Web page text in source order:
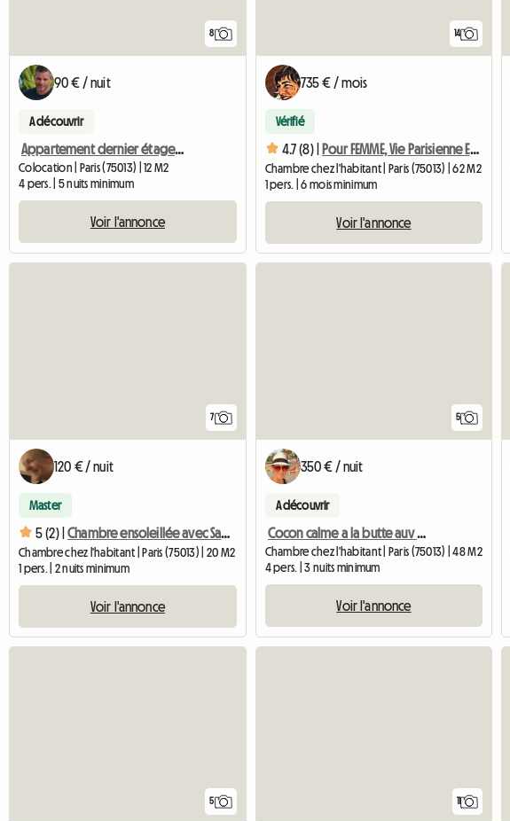
8
90 € / nuit
A découvrir
Appartement dernier étage aux Gobelins
Colocation | Paris (75013) | 12 M2
4 pers. | 5 nuits minimum
Voir l'annonce
14
735 € / mois
Vérifié
4.7 (8) | Pour FEMME, Vie Parisienne En TEMPS PARTIEL
Chambre chez l'habitant | Paris (75013) | 62 M2
1 pers. | 6 mois minimum
Voir l'annonce
7
120 € / nuit
Master
5 (2) | Chambre ensoleillée avec Salle de Bains et toilettes Privées
Chambre chez l'habitant | Paris (75013) | 20 M2
1 pers. | 2 nuits minimum
Voir l'annonce
5
350 € / nuit
A découvrir
Cocon calme a la butte auv cailles
Chambre chez l'habitant | Paris (75013) | 48 M2
4 pers. | 3 nuits minimum
Voir l'annonce
5 11